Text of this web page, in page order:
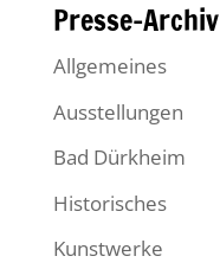
Presse-Archiv
Allgemeines
Ausstellungen
Bad Dürkheim
Historisches
Kunstwerke